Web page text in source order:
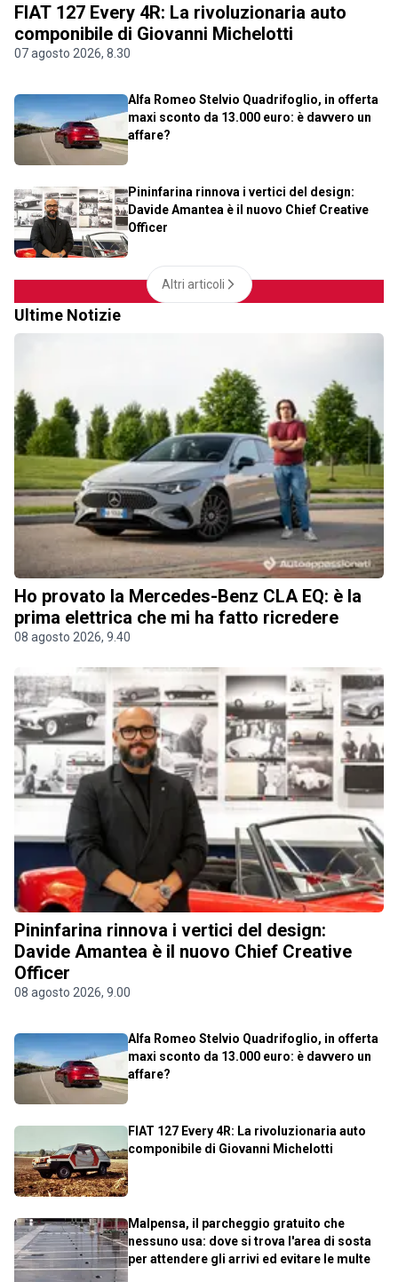
FIAT 127 Every 4R: La rivoluzionaria auto
componibile di Giovanni Michelotti
07 agosto 2026, 8.30
Alfa Romeo Stelvio Quadrifoglio, in offerta
maxi sconto da 13.000 euro: è davvero un
affare?
Pininfarina rinnova i vertici del design:
Davide Amantea è il nuovo Chief Creative
Officer
Altri articoli
Ultime Notizie
Ho provato la Mercedes-Benz CLA EQ: è la
prima elettrica che mi ha fatto ricredere
08 agosto 2026, 9.40
Pininfarina rinnova i vertici del design:
Davide Amantea è il nuovo Chief Creative
Officer
08 agosto 2026, 9.00
Alfa Romeo Stelvio Quadrifoglio, in offerta
maxi sconto da 13.000 euro: è davvero un
affare?
FIAT 127 Every 4R: La rivoluzionaria auto
componibile di Giovanni Michelotti
Malpensa, il parcheggio gratuito che
nessuno usa: dove si trova l'area di sosta
per attendere gli arrivi ed evitare le multe